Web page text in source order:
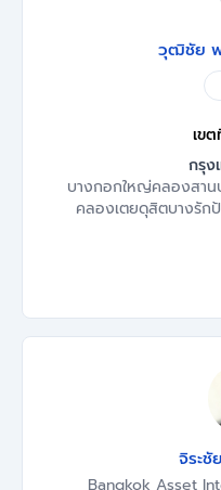
วุฒิชัย พ
เข
กรุง
บางกอกใหญ่คลองสาน
คลองเตยดุสิตบางรัก
จิระ
Bangkok Asset